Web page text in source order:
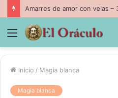
Menú
Inicio / Magia blanca
Magia blanca